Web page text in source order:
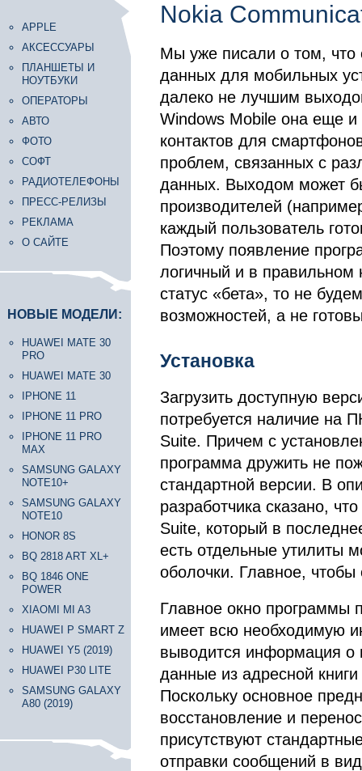
APPLE
АКСЕССУАРЫ
ПЛАНШЕТЫ И
НОУТБУКИ
ОПЕРАТОРЫ
АВТО
ФОТО
СОФТ
РАДИОТЕЛЕФОНЫ
ПРЕСС-РЕЛИЗЫ
РЕКЛАМА
О САЙТЕ
НОВЫЕ МОДЕЛИ:
HUAWEI MATE 30
PRO
HUAWEI MATE 30
IPHONE 11
IPHONE 11 PRO
IPHONE 11 PRO
MAX
SAMSUNG GALAXY
NOTE10+
SAMSUNG GALAXY
NOTE10
HONOR 8S
BQ 2818 ART XL+
BQ 1846 ONE
POWER
XIAOMI MI A3
HUAWEI P SMART Z
HUAWEI Y5 (2019)
HUAWEI P30 LITE
SAMSUNG GALAXY
A80 (2019)
Nokia
Мы уже писали о том, что
данных для мобильных
далеко не лучшим
Windows Mobile она еще
контактов для
проблем, связанных с
данных. Выходом может
производителей
каждый пользователь
Поэтому появление
логичный и в правильном
статус «бета», то не
возможностей, а не
Установка
Загрузить доступную
потребуется наличие на
Suite. Причем с
программа дружить не
стандартной версии. В
разработчика сказано,
Suite, который в
есть отдельные утилиты
оболочки. Главное,
Главное окно программы
имеет всю необходимую
выводится информация о
данные из адресной
Поскольку основное
восстановление и
присутствуют
отправки сообщений в